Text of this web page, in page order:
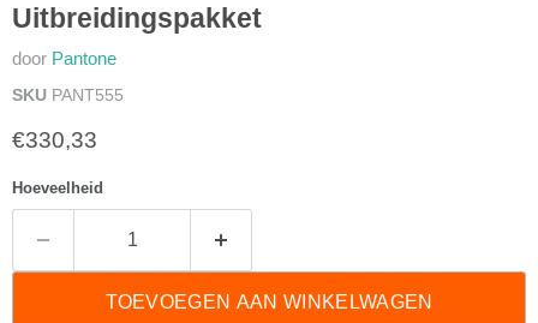
Uitbreidingspakket
door Pantone
SKU PANT555
Huidige prijs
€330,33
Hoeveelheid
TOEVOEGEN AAN WINKELWAGEN